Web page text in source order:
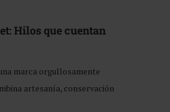
Hilos que cuentan
marca orgullosamente
artesanía, conservación